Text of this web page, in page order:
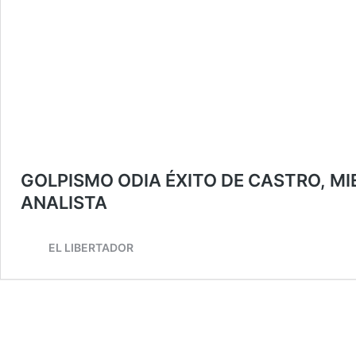
GOLPISMO ODIA ÉXITO DE CASTRO,
ANALISTA
EL LIBERTADOR